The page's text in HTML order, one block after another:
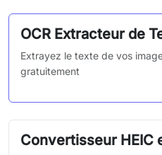
OCR Extracteur de
Extrayez le texte de vos
gratuitement
Convertisseur HEIC